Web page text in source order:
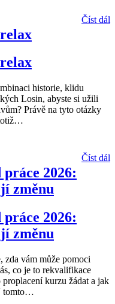
Číst dál
historie, klidu
Losin, abyste si užili
Právě na tyto otázky
…
Číst dál
2026:
změnu
2026:
změnu
zda vám může pomoci
co je to rekvalifikace
kurzu žádat a jak
tomto…